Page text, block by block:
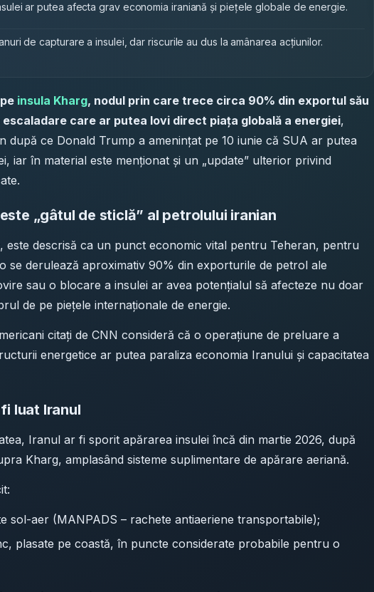
ar putea afecta grav economia iraniană și piețele globale de energie.
de capturare a insulei, dar riscurile au dus la amânarea acțiunilor.
insula Kharg, nodul prin care trece circa 90% din exportul său
care ar putea lovi direct piața globală a energiei,
după ce Donald Trump a amenințat pe 10 iunie că SUA ar putea
iar în material este menționat și un „update” ulterior privind
„gâtul de sticlă” al petrolului iranian
este descrisă ca un punct economic vital pentru Teheran, pentru
se derulează aproximativ 90% din exporturile de petrol ale
sau o blocare a insulei ar avea potențialul să afecteze nu doar
de pe piețele internaționale de energie.
citați de CNN consideră că o operațiune de preluare a
energetice ar putea paraliza economia Iranului și capacitatea
luat Iranul
Iranul ar fi sporit apărarea insulei încă din martie 2026, după
Kharg, amplasând sisteme suplimentare de apărare aeriană.
sol-aer (MANPADS – rachete antiaeriene transportabile);
plasate pe coastă, în puncte considerate probabile pentru o